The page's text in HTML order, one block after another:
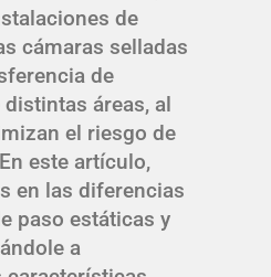
de
cámaras selladas
de
áreas, al
el riesgo de
este artículo,
en las diferencias
paso estáticas y
a